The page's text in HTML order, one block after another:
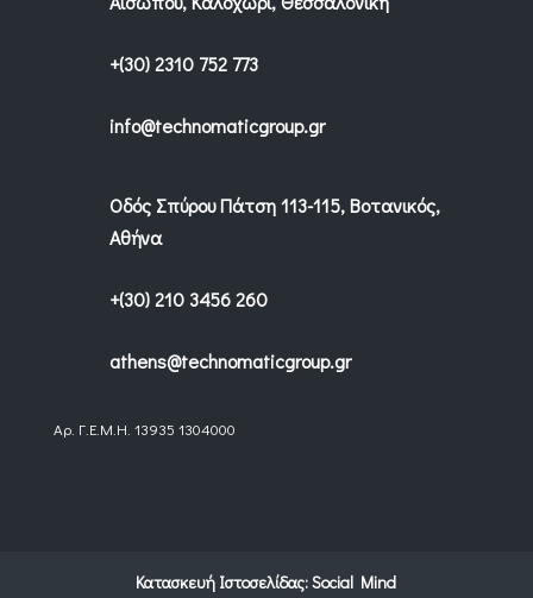
+(30) 2310 752 773
info@technomaticgroup.gr
Οδός Σπύρου Πάτση 113-115, Βοτανικός,
Αθήνα
+(30) 210 3456 260
athens@technomaticgroup.gr
Αρ. Γ.Ε.Μ.Η. 13935 1304000
Κατασκευή Ιστοσελίδας:Social Mind